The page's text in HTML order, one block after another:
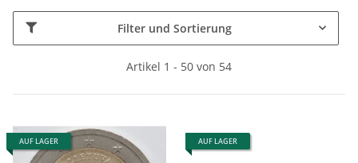
Filter und Sortierung
Artikel 1 - 50 von 54
AUF LAGER AUF LAGER